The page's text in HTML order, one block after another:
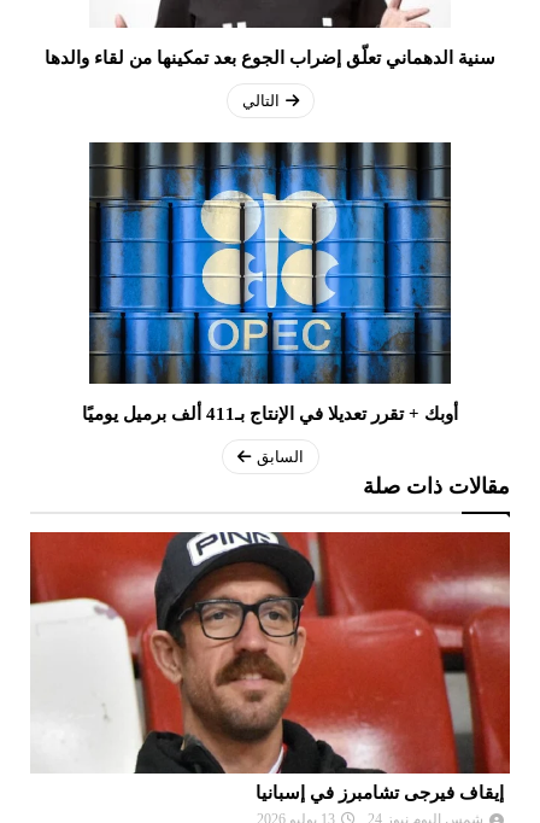
سنية الدهماني تعلّق إضراب الجوع بعد تمكينها من لقاء والدها
التالي
أوبك + تقرر تعديلا في الإنتاج بـ411 ألف برميل يوميًا
السابق
مقالات ذات صلة
إيقاف فيرجى تشامبرز في إسبانيا
شمس اليوم نيوز 24 13 يوليو 2026